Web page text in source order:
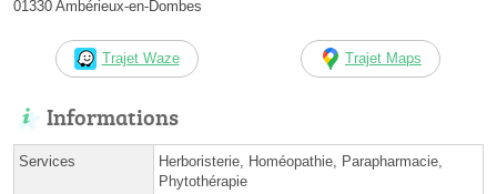
01330 Ambérieux-en-Dombes
Trajet Waze Trajet Maps
Informations
Services
Herboristerie, Homéopathie, Parapharmacie,
Phytothérapie